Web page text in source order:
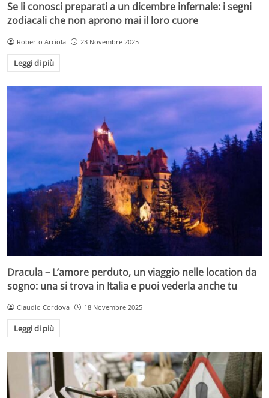
Se li conosci preparati a un dicembre infernale: i segni
zodiacali che non aprono mai il loro cuore
Roberto Arciola 23 Novembre 2025
Leggi di più
Dracula – L’amore perduto, un viaggio nelle location da
sogno: una si trova in Italia e puoi vederla anche tu
Claudio Cordova 18 Novembre 2025
Leggi di più